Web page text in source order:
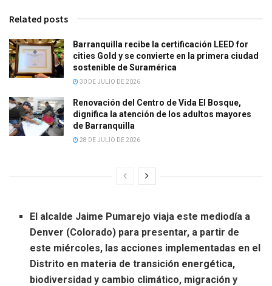
Related posts
Barranquilla recibe la certificación LEED for
cities Gold y se convierte en la primera ciudad
sostenible de Suramérica
30 DE JULIO DE 2026
Renovación del Centro de Vida El Bosque,
dignifica la atención de los adultos mayores
de Barranquilla
28 DE JULIO DE 2026
El alcalde Jaime Pumarejo viaja este mediodía a
Denver (Colorado) para presentar, a partir de
este miércoles, las acciones implementadas en el
Distrito en materia de transición energética,
biodiversidad y cambio climático, migración y